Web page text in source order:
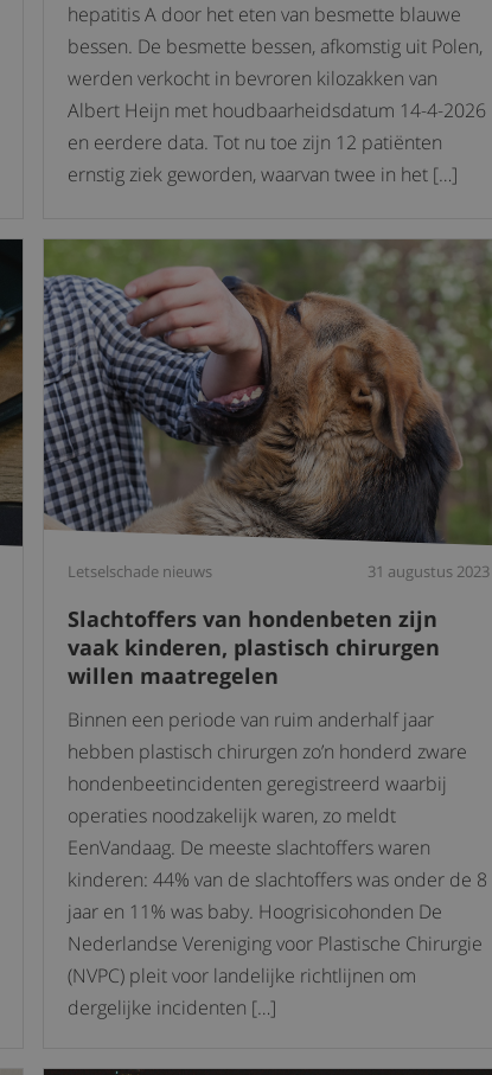
hepatitis A door het eten van besmette blauwe
bessen. De besmette bessen, afkomstig uit Polen,
werden verkocht in bevroren kilozakken van
Albert Heijn met houdbaarheidsdatum 14-4-2026
en eerdere data. Tot nu toe zijn 12 patiënten
ernstig ziek geworden, waarvan twee in het […]
Letselschade nieuws 31 augustus 2023
Slachtoffers van hondenbeten zijn
vaak kinderen, plastisch chirurgen
willen maatregelen
Binnen een periode van ruim anderhalf jaar
hebben plastisch chirurgen zo’n honderd zware
hondenbeetincidenten geregistreerd waarbij
operaties noodzakelijk waren, zo meldt
EenVandaag. De meeste slachtoffers waren
kinderen: 44% van de slachtoffers was onder de 8
jaar en 11% was baby. Hoogrisicohonden De
Nederlandse Vereniging voor Plastische Chirurgie
(NVPC) pleit voor landelijke richtlijnen om
dergelijke incidenten […]